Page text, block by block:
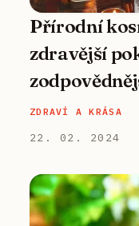
Přírodní
zdravější
ZDRAVÍ A KRÁSA
22. 02. 2024